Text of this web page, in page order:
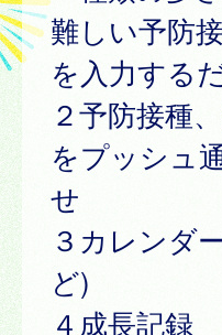
難しい予防
を入力する
２予防接種
をプッシュ
せ
３カレンダ
ど)
４成長記録